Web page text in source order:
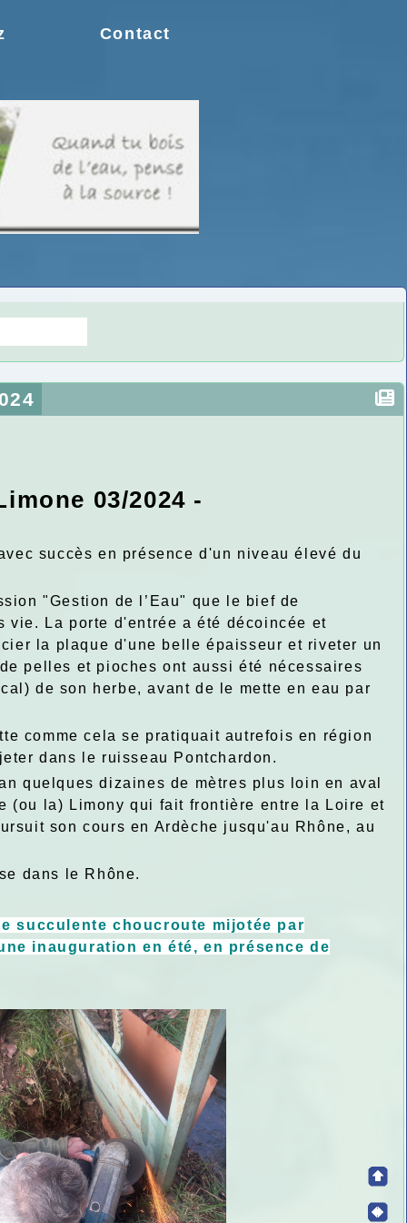
Contact
03/2024 -
succès en présence d'un niveau élevé du
"Gestion de l’Eau" que le bief de
vie. La porte d'entrée a été décoincée et
la plaque d'une belle épaisseur et riveter un
pelles et pioches ont aussi été nécessaires
de son herbe, avant de le mette en eau par
comme cela se pratiquait autrefois en région
dans le ruisseau Pontchardon.
quelques dizaines de mètres plus loin en aval
(ou la) Limony qui fait frontière entre la Loire et
son cours en Ardèche jusqu'au Rhône, au
dans le Rhône.
succulente choucroute mijotée par
inauguration en été, en présence de